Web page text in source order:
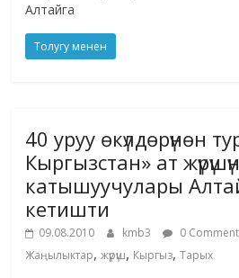
Алтайга
Толугу менен
40 уруу өкүлдөрүнөн
Кыргызстан» ат
катышуучулары
кетишти
09.08.2010 kmb3 0
Жаңылыктар,жүрүш, Кыргыз,Тарых